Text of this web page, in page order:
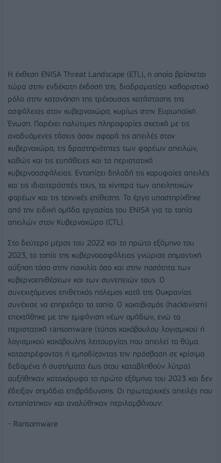
Η έκθεση ENISA Threat Landscape (ETL), η οποία βρίσκεται
τώρα στην ενδέκατη έκδοσή της, διαδραματίζει καθοριστικό
ρόλο στην κατανόηση της τρέχουσας κατάστασης της
ασφάλειας στον κυβερνοχώρο, κυρίως στην Ευρωπαϊκή
Ένωση. Παρέχει πολύτιμες πληροφορίες σχετικά με τις
αναδυόμενες τάσεις όσον αφορά τις απειλές στον
κυβερνοχώρο, τις δραστηριότητες των φορέων απειλών,
καθώς και τις ευπάθειες και τα περιστατικά
κυβερνοασφάλειας. Εντοπίζει δηλαδή τις κορυφαίες απειλές
και τις ιδιαιτερότητές τους, τα κίνητρα των απειλητικών
φορέων και τις τεχνικές επίθεσης. Το έργο υποστηρίχθηκε
από την ειδική ομάδα εργασίας του ENISA για τα τοπία
απειλών στον Κυβερνοχώρο (CTL).
Στο δεύτερο μέρος του 2022 και το πρώτο εξάμηνο του
2023, το τοπίο της κυβερνοασφάλειας γνώρισε σημαντική
αύξηση τόσο στην ποικιλία όσο και στην ποσότητα των
κυβερνοεπιθέσεων και των συνεπειών τους. Ο
συνεχιζόμενος επιθετικός πόλεμος κατά της Ουκρανίας
συνέχισε να επηρεάζει το τοπίο. Ο χακτιβισμός (hacktivism)
επεκτάθηκε με την εμφάνιση νέων ομάδων, ενώ τα
περιστατικά ransomware (τύπος κακόβουλου λογισμικού ή
λογισμικού κακόβουλης λειτουργίας που απειλεί το θύμα
καταστρέφοντας ή εμποδίζοντας την πρόσβαση σε κρίσιμα
δεδομένα ή συστήματα έως ότου καταβληθούν λύτρα)
αυξήθηκαν κατακόρυφα το πρώτο εξάμηνο του 2023 και δεν
έδειξαν σημάδια επιβράδυνσης. Οι πρωταρχικές απειλές που
εντοπίστηκαν και αναλύθηκαν περιλαμβάνουν:
- Ransomware